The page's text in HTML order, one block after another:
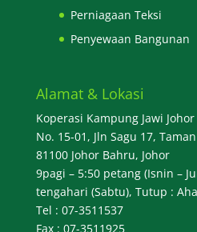
Perniagaan Teksi
Penyewaan Bangunan
Alamat & Lokasi
Koperasi Kampung Jawi
No. 15-01, Jln Sagu 17,
81100 Johor Bahru, Johor
9pagi – 5:50 petang (Isnin –
tengahari (Sabtu), Tutup :
Tel : 07-3511537
Fax : 07-3511925